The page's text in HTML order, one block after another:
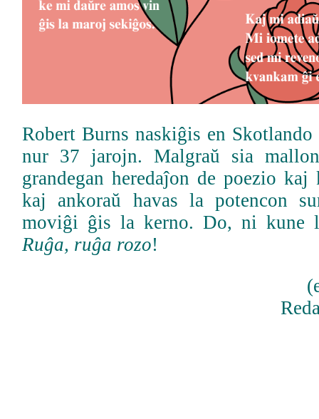
Robert Burns naskiĝis en
nur 37 jarojn. Malgraŭ sia
grandegan heredaĵon de poezio
kaj ankoraŭ havas la potencon
moviĝi ĝis la kerno. Do, ni kune
Ruĝa, ruĝa rozo!